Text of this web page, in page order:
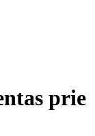
prie